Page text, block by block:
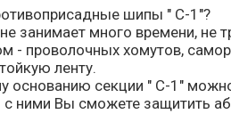
шипы " С-1"?
занимает много времени,
- проволочных хомутов,
ленту.
основанию секции " С-1"
с ними Вы сможете защитить